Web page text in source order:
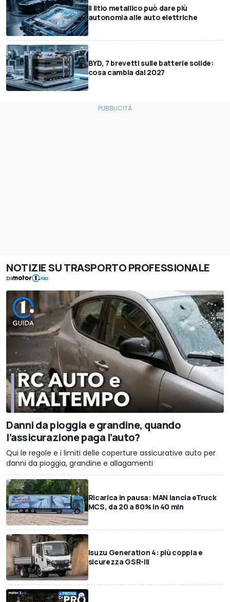
Il litio metallico può dare più
autonomia alle auto elettriche
BYD, 7 brevetti sulle batterie solide:
cosa cambia dal 2027
NOTIZIE SU TRASPORTO PROFESSIONALE
DI
Danni da pioggia e grandine, quando
l’assicurazione paga l’auto?
Qui le regole e i limiti delle coperture assicurative auto per
danni da pioggia, grandine e allagamenti
Ricarica in pausa: MAN lancia eTruck
MCS, da 20 a 80% in 40 min
Isuzu Generation 4: più coppia e
sicurezza GSR-III